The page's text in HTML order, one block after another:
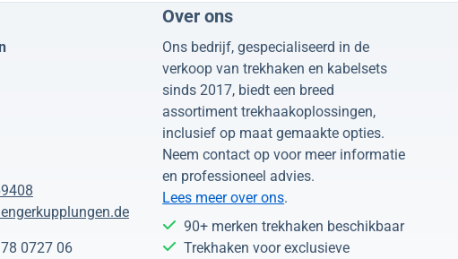
0727 06
Over ons
Ons bedrijf, gespecialiseerd in de
verkoop van trekhaken en kabelsets
sinds 2017, biedt een breed
assortiment trekhaakoplossingen,
inclusief op maat gemaakte opties.
Neem contact op voor meer informatie
en professioneel advies.
Lees meer over ons.
90+ merken trekhaken beschikbaar
Trekhaken voor exclusieve